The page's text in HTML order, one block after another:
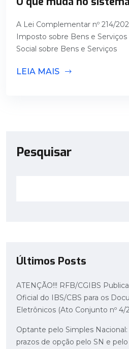
A Lei Complementar nº 214/
Imposto sobre Bens e Serviços
Social sobre Bens e Serviços
LEIA MAIS
Pesquisar
Últimos Posts
ATENÇÃO!!! RFB/CGIBS
Oficial do IBS/CBS para os
Eletrônicos (Ato Conjunto nº 4/
Optante pelo Simples
prazos de opção pelo SN e